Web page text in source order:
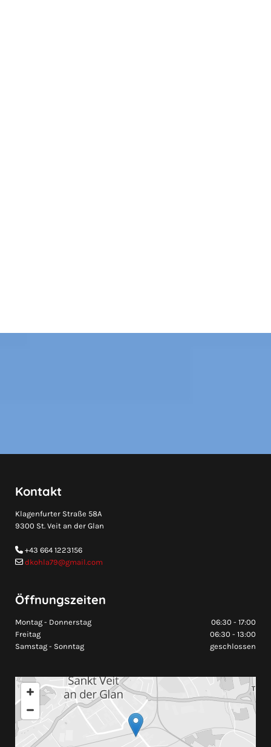
Kontakt
Klagenfurter Straße 58A
9300 St. Veit an der Glan
 +43 664 1223156
 dkohla79@gmail.com
Öffnungszeiten
Montag - Donnerstag
06:30 - 17:00
Freitag
06:30 - 13:00
Samstag - Sonntag
geschlossen